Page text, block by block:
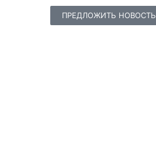
ПРЕДЛОЖИТЬ НОВОСТЬ